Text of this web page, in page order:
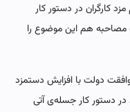
کارگران در دستور کار
مصاحبه هم این موضوع را
دولت با افزایش دستمزد
دستور کار جسله‌ی آتی